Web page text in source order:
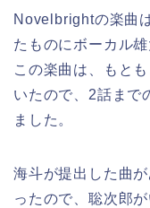
Novelbrightの楽曲
たものにボーカル
この楽曲は、もと
いたので、2話まで
ました。
海斗が提出した曲
ったので、聡次郎